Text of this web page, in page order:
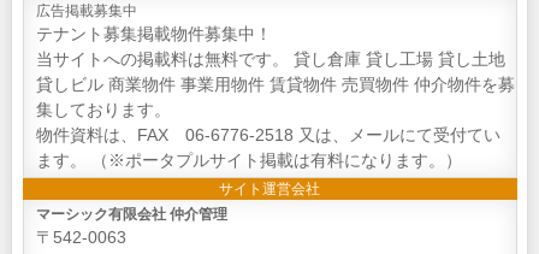
広告掲載募集中
テナント募集掲載物件募集中！
当サイトへの掲載料は無料です。 貸し倉庫 貸し工場 貸し土地
貸しビル 商業物件 事業用物件 賃貸物件 売買物件 仲介物件を募
集しております。
物件資料は、FAX 06-6776-2518 又は、メールにて受付てい
ます。 （※ポータプルサイト掲載は有料になります。）
サイト運営会社
マーシック有限会社 仲介管理
〒542-0063